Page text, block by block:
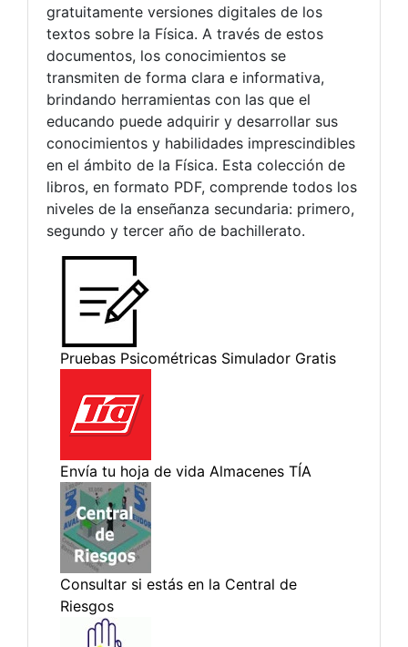
gratuitamente versiones digitales de los
textos sobre la Física. A través de estos
documentos, los conocimientos se
transmiten de forma clara e informativa,
brindando herramientas con las que el
educando puede adquirir y desarrollar sus
conocimientos y habilidades imprescindibles
en el ámbito de la Física. Esta colección de
libros, en formato PDF, comprende todos los
niveles de la enseñanza secundaria: primero,
segundo y tercer año de bachillerato.